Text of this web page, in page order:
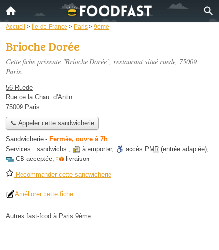
Accueil > Île-de-France > Paris > 9ème
Brioche Dorée
Cette fiche présente "Brioche Dorée", restaurant situé ruede, 75009
Paris.
56 Ruede
Rue de la Chau. d'Antin
75009 Paris
📞 Appeler cette sandwicherie
Sandwicherie - Fermée, ouvre à 7h
Services : sandwichs , à emporter, accès PMR (entrée adaptée),
CB acceptée, livraison
Recommander cette sandwicherie
Améliorer cette fiche
Autres fast-food à Paris 9ème